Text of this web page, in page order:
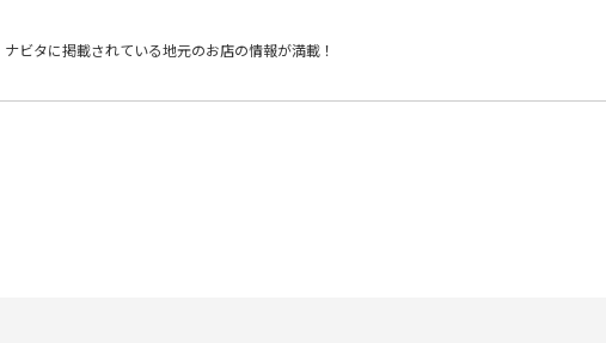
ナビタに掲載されている地元のお店の情報が満載！